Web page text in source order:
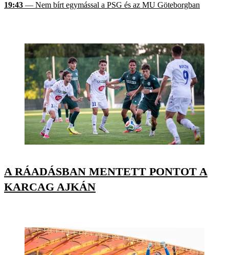
19:43 — Nem bírt egymással a PSG és az MU Göteborgban
A RÁADÁSBAN MENTETT PONTOT A
KARCAG AJKÁN